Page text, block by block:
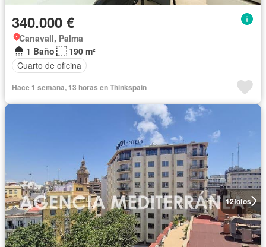
340.000 €
Canavall, Palma
1 Baño
190 m²
Cuarto de oficina
Hace 1 semana, 13 horas en Thinkspain
12fotos